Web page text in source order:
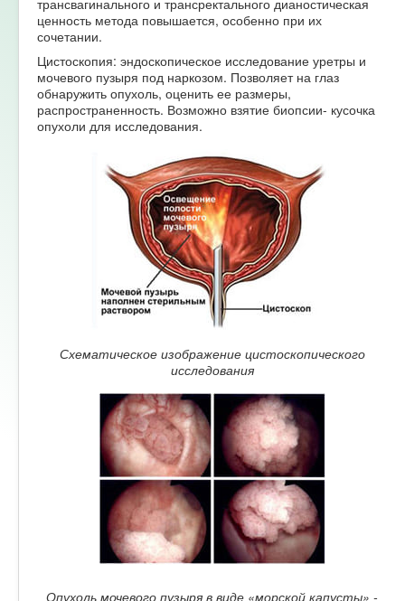
ценность метода повышается, особенно при их
сочетании.
Цистоскопия: эндоскопическое исследование уретры и
мочевого пузыря под наркозом. Позволяет на глаз
обнаружить опухоль, оценить ее размеры,
распространенность. Возможно взятие биопсии- кусочка
опухоли для исследования.
Схематическое изображение цистоскопического
исследования
Опухоль мочевого пузыря в виде «морской капусты» -